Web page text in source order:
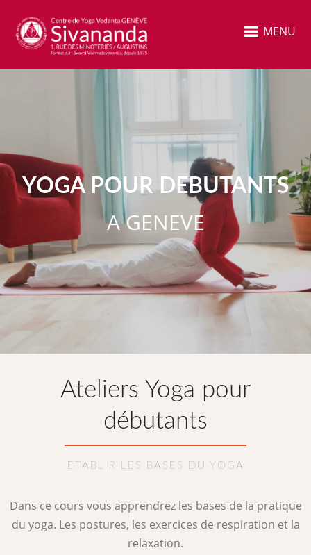
MENU
YOGA POUR DEBUTANTS
A GENEVE
Ateliers Yoga pour
débutants
ETABLIR LES BASES DU YOGA
Dans ce cours vous apprendrez les bases de la pratique
du yoga. Les postures, les exercices de respiration et la
relaxation.